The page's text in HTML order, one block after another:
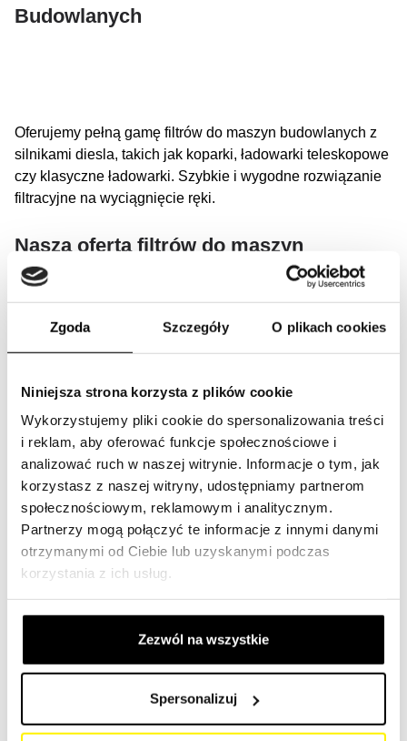
Zgoda Szczegóły O plikach cookies
Niniejsza strona korzysta z plików cookie
Wykorzystujemy pliki cookie do spersonalizowania treści
i reklam, aby oferować funkcje społecznościowe i
analizować ruch w naszej witrynie. Informacje o tym, jak
korzystasz z naszej witryny, udostępniamy partnerom
społecznościowym, reklamowym i analitycznym.
Partnerzy mogą połączyć te informacje z innymi danymi
otrzymanymi od Ciebie lub uzyskanymi podczas
korzystania z ich usług.
Zezwól na wszystkie
Spersonalizuj
Budowlanych
Oferujemy pełną gamę filtrów do maszyn budowlanych z
silnikami diesla, takich jak koparki, ładowarki teleskopowe
czy klasyczne ładowarki. Szybkie i wygodne rozwiązanie
filtracyjne na wyciągnięcie ręki.
Nasza oferta filtrów do maszyn
budowlanych
Maszyna budowlana może mieć różne rodzaje systemów
kabinowy, filtr przekładniowy i filtr osuszacza.
Te elementy filtrujące pomagają usuwać brud, kurz i inne
cząsteczki z różnych części maszyny, aby zapewnić
optymalną wydajność i dłuższą żywotność.
Wyszukaj filtr za pomocą numeru referencyjnego:
Wybierz swoją maszynę budowlaną
filtry SF do ciągników, koparek, wywrotek, traktorów,
ładowarek teleskopowych, równiarek, wozideł, koparek,
koparko-ładowarek, spycharek, klasycznych ładowarek,
koparek łyżkowych, koparek mobilnych, maszyn